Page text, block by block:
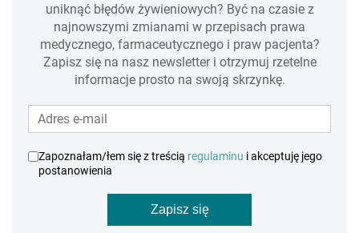
uniknąć błędów żywieniowych? Być na czasie z
najnowszymi zmianami w przepisach prawa
medycznego, farmaceutycznego i praw pacjenta?
Zapisz się na nasz newsletter i otrzymuj rzetelne
informacje prosto na swoją skrzynkę.
Zapoznałam/łem się z treścią regulaminu i akceptuję jego
postanowienia
Zapisz się